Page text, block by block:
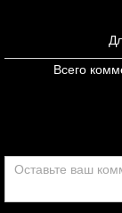
Всего